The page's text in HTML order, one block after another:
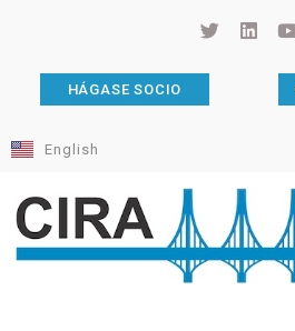
HÁGASE SOCIO
English